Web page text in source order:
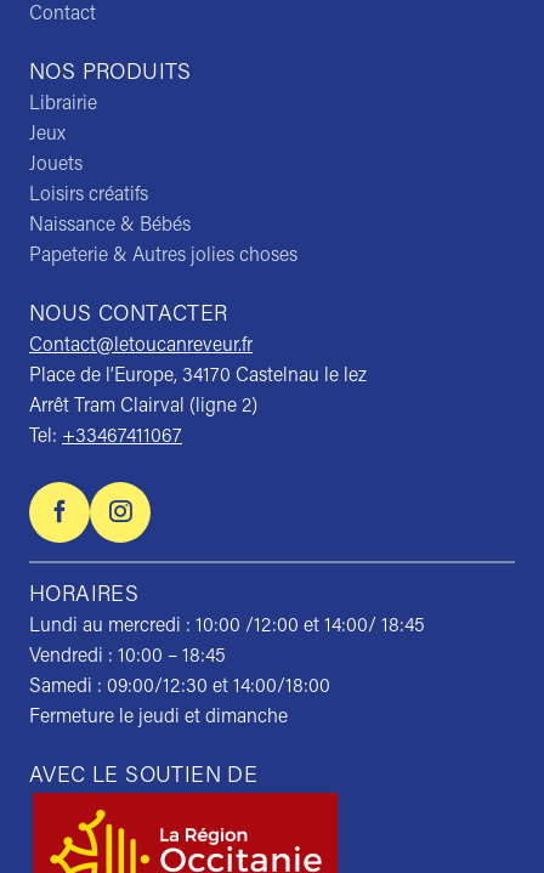
NOS PRODUITS
Librairie
Jeux
Jouets
Loisirs créatifs
Naissance & Bébés
Papeterie & Autres jolies choses
NOUS CONTACTER
Contact@letoucanreveur.fr
Place de l’Europe, 34170 Castelnau le lez
Arrêt Tram Clairval (ligne 2)
Tel: +33467411067
HORAIRES
Lundi au mercredi : 10:00 /12:00 et 14:00/ 18:45
Vendredi : 10:00 – 18:45
Samedi : 09:00/12:30 et 14:00/18:00
Fermeture le jeudi et dimanche
Contact
AVEC LE SOUTIEN DE